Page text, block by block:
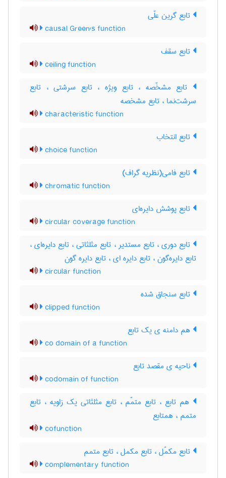
تابع گرین علّی
causal Green's function
تابع سقف
ceiling function
تابع مشخّصه ، تابع ویژه ، تابع سرشتی ، تابع
سرشت‌نما ، تابع مشخصه
characteristic function
تابع انتخاب
choice function
تابع فامی(نظریه گراف)
chromatic function
تابع پوشش دایره‌ای
circular coverage function
تابع دوری ، تابع مستدیر ، تابع مثلثاتی ، تابع دایره‌ای ،
تابع دایره‌گون ، تابع دایره ای ، تابع دایره گون
circular function
تابع سنجاق شده
clipped function
هم دامنه ی یک تابع
co domain of a function
ناحیه ی مقصد تابع
codomain of function
هم تابع ، تابع متمّم ، تابع مثلثاتی یک زاویه ، تابع
متمم ، همتابع
cofunction
تابع مکمّل ، تابع مکمل ، تابع متمم
complementary function